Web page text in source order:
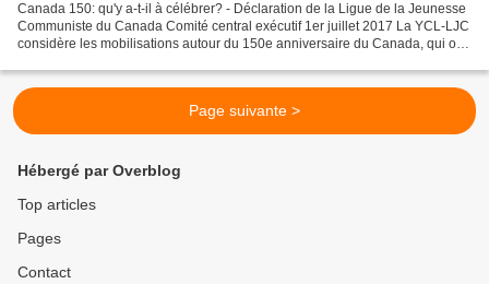
Canada 150: qu'y a-t-il à célébrer? - Déclaration de la Ligue de la Jeunesse
Communiste du Canada Comité central exécutif 1er juillet 2017 La YCL-LJC
considère les mobilisations autour du 150e anniversaire du Canada, qui ont
Page suivante >
Hébergé par Overblog
Top articles
Pages
Contact